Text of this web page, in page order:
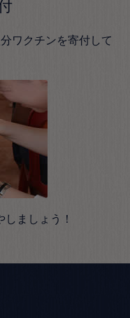
ワクチンを寄付して
ましょう！